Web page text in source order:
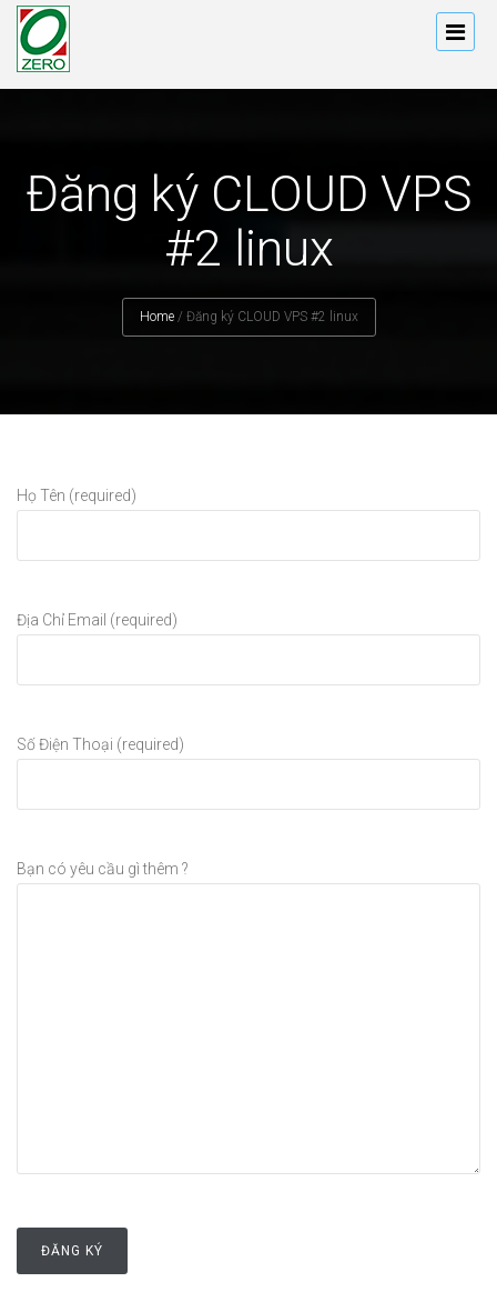
Đăng ký CLOUD VPS
#2 linux
Home / Đăng ký CLOUD VPS #2 linux
Họ Tên (required)
Địa Chỉ Email (required)
Số Điện Thoại (required)
Bạn có yêu cầu gì thêm ?